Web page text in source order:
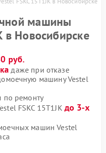
машины
в Новосибирске
руб.
даже при отказе
машину Vestel
по ремонту
FSKC 15T1JK до 3-х
машин Vestel